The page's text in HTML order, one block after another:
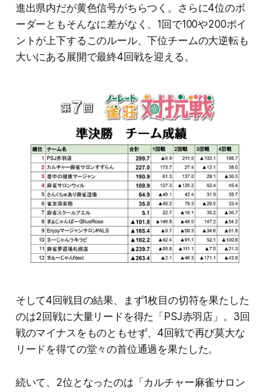
進出県内だが黄色信号がちらつく。さらに4位のボ
ーダーともそんなに差がなく、1回で100や200ポイ
ントが上下するこのルール、下位チームの大逆転も
大いにある展開で最終4回戦を迎える。
そして4回戦目の結果、まず1枚目の切符を果たした
のは2回戦に大量リードを得た「PSJ赤羽店」。3回
戦のマイナスをものともせず、4回戦で再び莫大な
リードを得ての堂々の首位通過を果たした。
続いて、2位となったのは「カルチャー麻雀サロン